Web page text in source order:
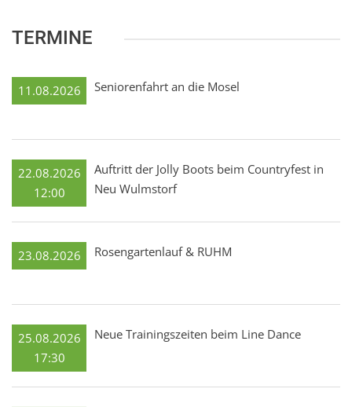
TERMINE
11.08.2026 Seniorenfahrt an die Mosel
22.08.2026
12:00
Auftritt der Jolly Boots beim Countryfest in
Neu Wulmstorf
23.08.2026 Rosengartenlauf & RUHM
25.08.2026
17:30
Neue Trainingszeiten beim Line Dance